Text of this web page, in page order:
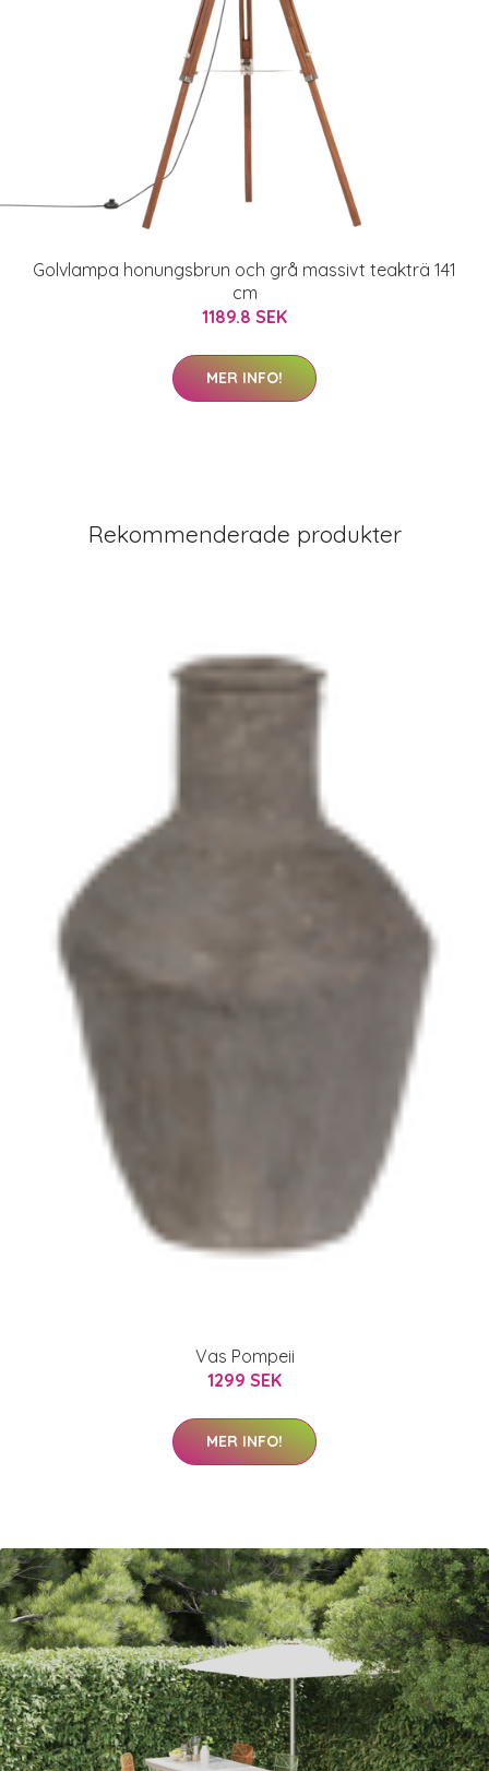
Golvlampa honungsbrun och grå massivt teakträ 141
cm
1189.8 SEK
MER INFO!
Rekommenderade produkter
Vas Pompeii
1299 SEK
MER INFO!